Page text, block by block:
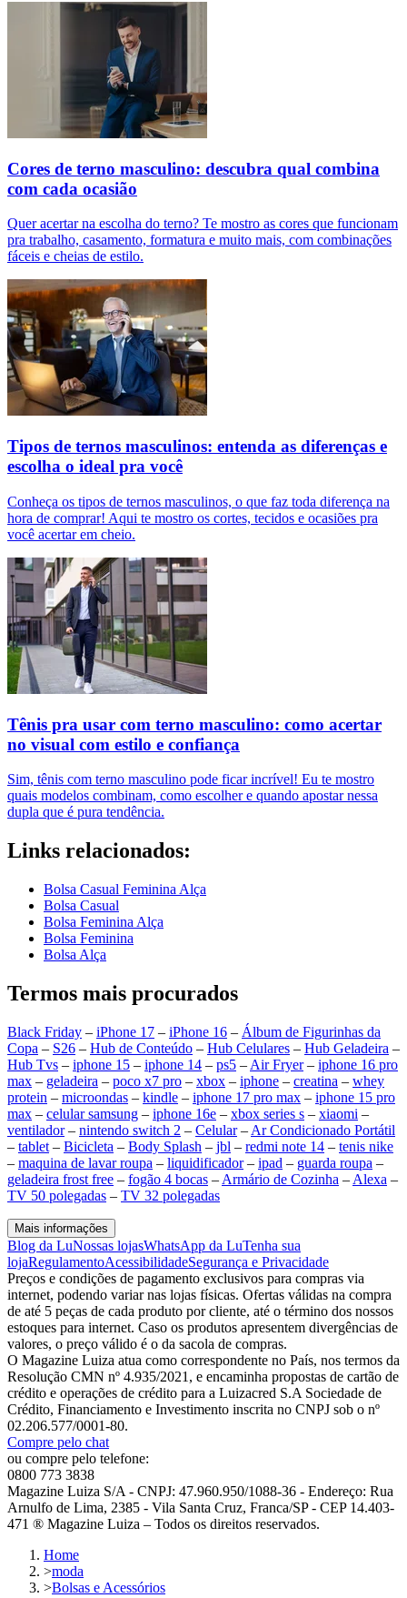
Cores de terno masculino: descubra qual combina
com cada ocasião
Quer acertar na escolha do terno? Te mostro as cores que funcionam
pra trabalho, casamento, formatura e muito mais, com combinações
fáceis e cheias de estilo.
Tipos de ternos masculinos: entenda as diferenças e
escolha o ideal pra você
Conheça os tipos de ternos masculinos, o que faz toda diferença na
hora de comprar! Aqui te mostro os cortes, tecidos e ocasiões pra
você acertar em cheio.
Tênis pra usar com terno masculino: como acertar
no visual com estilo e confiança
Sim, tênis com terno masculino pode ficar incrível! Eu te mostro
quais modelos combinam, como escolher e quando apostar nessa
dupla que é pura tendência.
Links relacionados:
Bolsa Casual Feminina Alça
Bolsa Casual
Bolsa Feminina Alça
Bolsa Feminina
Bolsa Alça
Termos mais procurados
Black Friday – iPhone 17 – iPhone 16 – Álbum de Figurinhas da
Copa – S26 – Hub de Conteúdo – Hub Celulares – Hub Geladeira –
Hub Tvs – iphone 15 – iphone 14 – ps5 – Air Fryer– iphone 16 pro
max – geladeira – poco x7 pro – xbox – iphone – creatina – whey
protein – microondas – kindle – iphone 17 pro max – iphone 15 pro
max – celular samsung – iphone 16e – xbox series s – xiaomi –
ventilador– nintendo switch 2 – Celular– Ar Condicionado Portátil
– tablet – Bicicleta – Body Splash – jbl – redmi note 14 – tenis nike
– maquina de lavar roupa – liquidificador– ipad – guarda roupa –
geladeira frost free – fogão 4 bocas – Armário de Cozinha – Alexa –
TV 50 polegadas – TV 32 polegadas
Mais informações
Blog da LuNossas lojasWhatsApp da LuTenha sua
lojaRegulamentoAcessibilidadeSegurança e Privacidade
Preços e condições de pagamento exclusivos para compras via
internet, podendo variar nas lojas físicas. Ofertas válidas na compra
de até 5 peças de cada produto por cliente, até o término dos nossos
estoques para internet. Caso os produtos apresentem divergências de
valores, o preço válido é o da sacola de compras.
O Magazine Luiza atua como correspondente no País, nos termos da
Resolução CMN nº 4.935/2021, e encaminha propostas de cartão de
crédito e operações de crédito para a Luizacred S.A Sociedade de
Crédito, Financiamento e Investimento inscrita no CNPJ sob o nº
02.206.577/0001-80.
Compre pelo chat
ou compre pelo telefone:
0800 773 3838
Magazine Luiza S/A - CNPJ: 47.960.950/1088-36 - Endereço: Rua
Arnulfo de Lima, 2385 - Vila Santa Cruz, Franca/SP - CEP 14.403-
471 ® Magazine Luiza – Todos os direitos reservados.
Home
>moda
>Bolsas e Acessórios